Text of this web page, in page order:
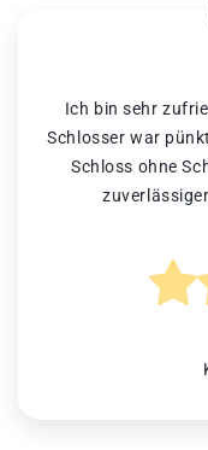
Ich bin sehr
Schlosser war
Schloss ohne